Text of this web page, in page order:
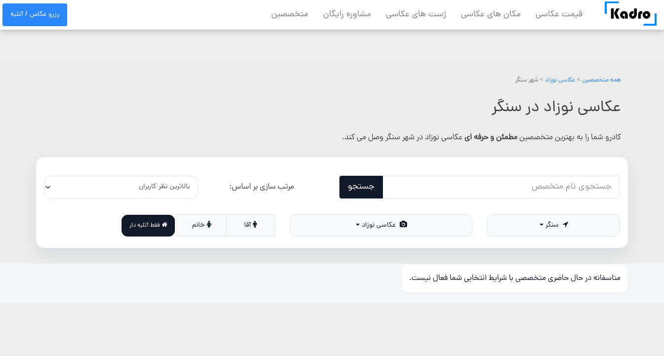
content
قیمت عکاسی مکان های عکاسی ژست های عکاسی مشاوره رایگان متخصصین رزرو عکاس / آتلیه
همه متخصصین > عکاسی نوزاد > شهر سنگر
عکاسی نوزاد در سنگر
کادرو شما را به بهترین متخصصینمطمئن و حرفه ایعکاسی نوزاد در شهر سنگر وصل می کند.
جستجو مرتب سازی بر اساس:
عکاسی نوزاد آقا خانم فقط آتلیه دار
متاسفانه در حال حاضری متخصصی با شرایط انتخابی شما فعال نیست.